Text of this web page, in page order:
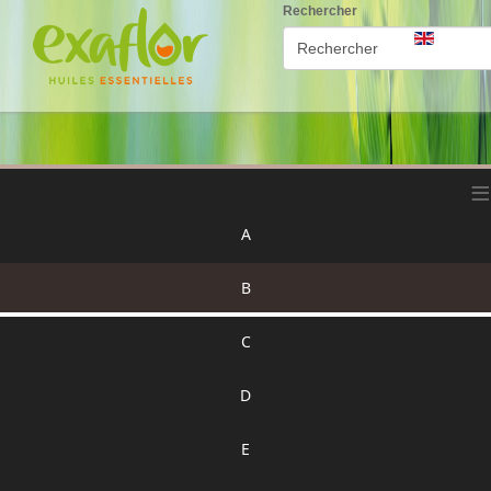
Rechercher
≡
A
B
C
D
E